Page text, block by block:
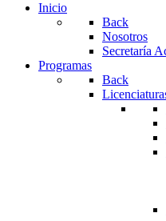
Inicio
Back
Nosotros
Secretaría
Programas
Back